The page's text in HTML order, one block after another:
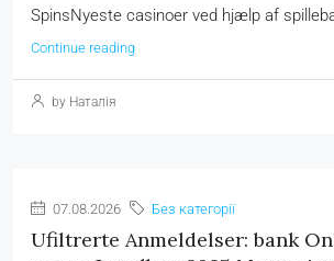
SpinsNyeste casinoer ved hjælp af
Continue reading
by Наталія
07.08.2026 Без категорії
Ufiltrerte Anmeldelser: bank